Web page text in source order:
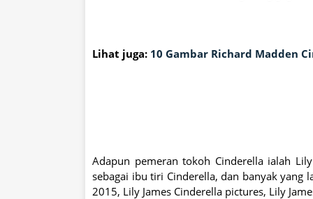
Lihat juga: 10 Gambar Richard Madden
Adapun pemeran tokoh Cinderella ialah
sebagai ibu tiri Cinderella, dan banyak yang
2015, Lily James Cinderella pictures, Lily